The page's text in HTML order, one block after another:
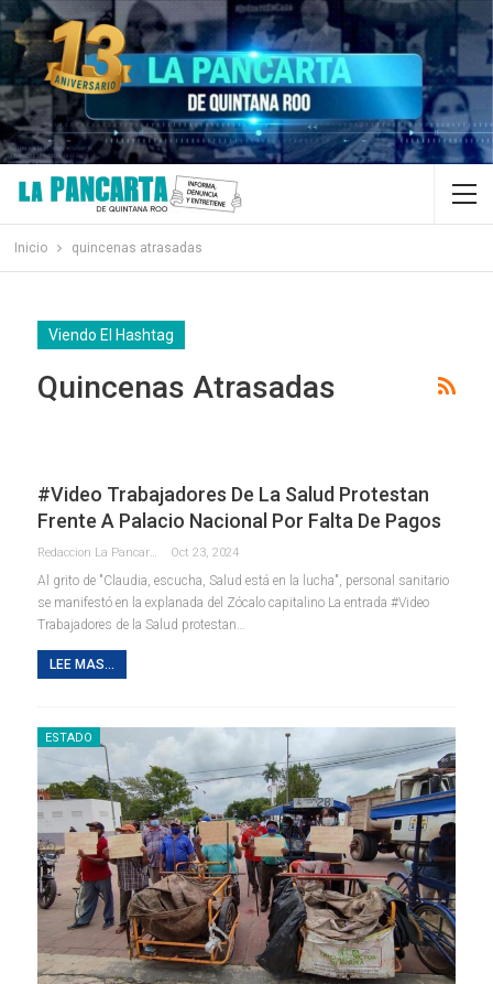
Inicio quincenas atrasadas
Viendo El Hashtag
Quincenas Atrasadas
#Video Trabajadores De La Salud Protestan
Frente A Palacio Nacional Por Falta De Pagos
Redaccion La Pancarta De Quintana Roo Oct 23, 2024
Al grito de "Claudia, escucha, Salud está en la lucha", personal sanitario
se manifestó en la explanada del Zócalo capitalino La entrada #Video
Trabajadores de la Salud protestan…
LEE MAS...
ESTADO